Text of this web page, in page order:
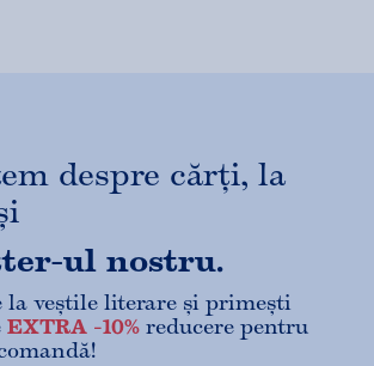
despre cărți, la
ul nostru.
la veștile literare și primești
EXTRA -10% reducere pentru